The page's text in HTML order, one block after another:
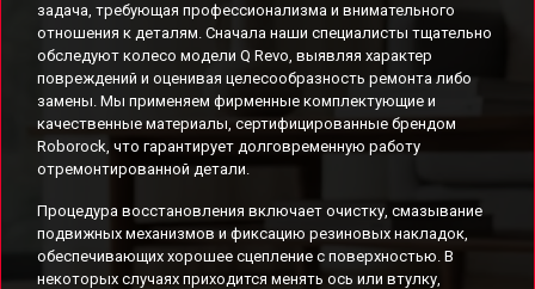
задача, требующая профессионализма и внимательного
отношения к деталям. Сначала наши специалисты тщательно
обследуют колесо модели Q Revo, выявляя характер
повреждений и оценивая целесообразность ремонта либо
замены. Мы применяем фирменные комплектующие и
качественные материалы, сертифицированные брендом
Roborock, что гарантирует долговременную работу
отремонтированной детали.
Процедура восстановления включает очистку, смазывание
подвижных механизмов и фиксацию резиновых накладок,
обеспечивающих хорошее сцепление с поверхностью. В
некоторых случаях приходится менять ось или втулку,